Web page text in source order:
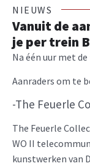
NIEUWS
Vanuit de
je per trein
Na één uur met
Aanraders om te
-The Feuerle
The Feuerle
WO II
kunstwerken van